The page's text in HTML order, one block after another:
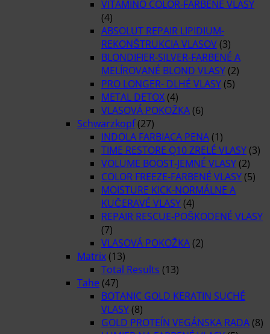
VITAMINO COLOR-FARBENÉ VLASY
(4)
ABSOLUT REPAIR LIPIDIUM-
REKONŠTRUKCIA VLASOV (3)
BLONDIFIER-SILVER-FARBENÉ A
MELÍROVANÉ BLOND VLASY (2)
PRO LONGER- DLHÉ VLASY (5)
METAL DETOX (4)
VLASOVÁ POKOŽKA (6)
Schwarzkopf (27)
INDOLA FARBIACA PENA (1)
TIME RESTORE Q10 ZRELÉ VLASY (3)
VOLUME BOOST-JEMNÉ VLASY (2)
COLOR FREEZE-FARBENÉ VLASY (5)
MOISTURE KICK-NORMÁLNE A
KUČERAVÉ VLASY (4)
REPAIR RESCUE-POŠKODENÉ VLASY
(7)
VLASOVÁ POKOŽKA (2)
Matrix (13)
Total Results (13)
Tahe (47)
BOTANIC GOLD KERATIN SUCHÉ
VLASY (8)
GOLD PROTEÍN VEGÁNSKA RADA (8)